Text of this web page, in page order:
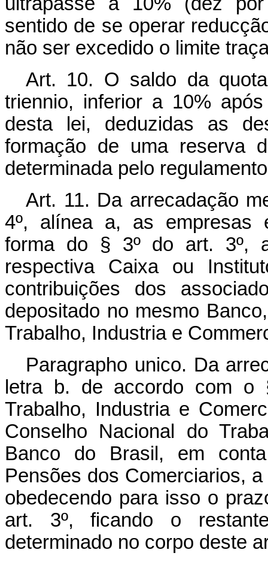
sentido de se operar
não ser excedido o limite
Art. 10. O saldo da
triennio, inferior a 10%
desta lei, deduzidas as
formação de uma reserva
determinada pelo
Art. 11. Da arrecadação
4º, alínea a, as empresas
forma do § 3º do art. 3º,
respectiva Caixa ou
contribuições dos
depositado no mesmo
Trabalho, Industria e
Paragrapho unico. Da
letra b. de accordo com o
Trabalho, Industria e
Conselho Nacional do
Banco do Brasil, em
Pensões dos Comerciarios,
obedecendo para isso o
art. 3º, ficando o
determinado no corpo deste